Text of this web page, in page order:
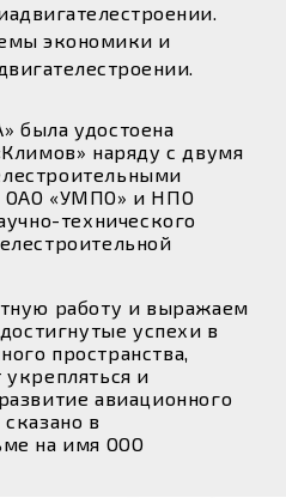
экономики и
была удостоена
наряду с двумя
ОАО «УМПО» и НПО
технического
работу и выражаем
успехи в
пространства,
и
авиационного
в
на имя ООО